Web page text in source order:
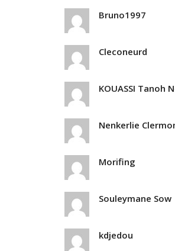
Bruno1997
Cleconeurd
KOUASSI Tanoh
Nenkerlie
Morifing
Souleymane Sow
kdjedou